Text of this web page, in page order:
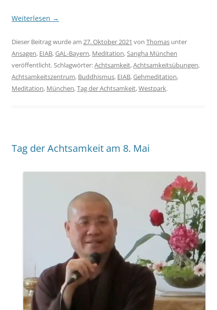
Weiterlesen →
Dieser Beitrag wurde am 27. Oktober 2021 von Thomas unter
Ansagen, EIAB,GAL-Bayern, Meditation,Sangha München
veröffentlicht. Schlagwörter:Achtsamkeit,Achtsamkeitsübungen,
Achtsamkeitszentrum, Buddhismus, EIAB,Gehmeditation,
Meditation, München,Tag der Achtsamkeit,Westpark.
Tag der Achtsamkeit am 8. Mai